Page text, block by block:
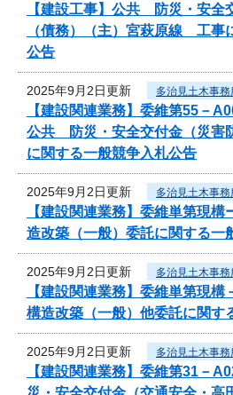
【建設工事】公共 防災・安全
（債務）（主）宮萩原線 工事
公告
2025年9月2日更新 多治見土木事務
【建設関連業務】委維第55－
公共 防災・安全交付金（災害
に関する一般競争入札公告
2025年9月2日更新 多治見土木事務
【建設関連業務】委維単第現
造改築（一般）委託に関する一
2025年9月2日更新 多治見土木事務
【建設関連業務】委維単第現
構造改築（一般）他委託に関す
2025年9月2日更新 多治見土木事務
【建設関連業務】委維第31